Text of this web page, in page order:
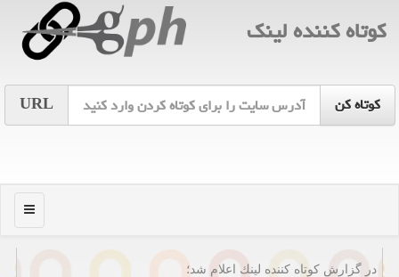
كوتاه كننده لینك
URL
منو
در گزارش كوتاه كننده لینك اعلام شد؛